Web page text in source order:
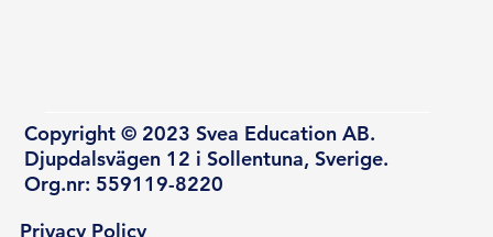
Copyright © 2023 Svea Education AB.
Djupdalsvägen 12 i Sollentuna, Sverige.
Org.nr: 559119-8220
Privacy Policy